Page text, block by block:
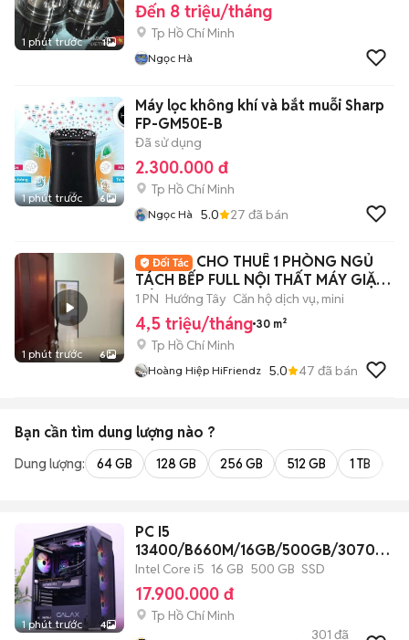
1 phút trước 1
Đến 8 triệu/tháng
Tp Hồ Chí Minh
Ngọc Hà
1 phút trước 6
Máy lọc không khí và bắt muỗi Sharp
FP-GM50E-B
Đã sử dụng
2.300.000 đ
Tp Hồ Chí Minh
Ngọc Hà 5.0 27 đã bán
1 phút trước 6
CHO THUÊ 1 PHÒNG NGỦ
TÁCH BẾP FULL NỘI THẤT MÁY GIẶT
RIÊNG
1 PN Hướng Tây Căn hộ dịch vụ, mini
4,5 triệu/tháng 30 m²
Tp Hồ Chí Minh
Hoàng Hiệp HiFriendz 5.0 47 đã bán
Bạn cần tìm dung lượng nào ?
Dung lượng: 64 GB 128 GB 256 GB 512 GB 1 TB
1 phút trước 4
PC I5
13400/B660M/16GB/500GB/3070
8G/750W/AIO/CASE
Intel Core i5 16 GB 500 GB SSD
17.900.000 đ
Tp Hồ Chí Minh
301 đã